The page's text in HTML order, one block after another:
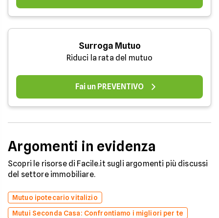
Surroga Mutuo
Riduci la rata del mutuo
Fai un PREVENTIVO
Argomenti in evidenza
Scopri le risorse di Facile.it sugli argomenti più discussi
del settore immobiliare.
Mutuo ipotecario vitalizio
Mutui Seconda Casa: Confrontiamo i migliori per te